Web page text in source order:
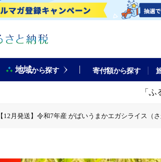
地域から探す 寄付額から探す
「
【12月発送】令和7年産 がばいうまかエガシライス（